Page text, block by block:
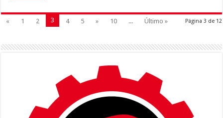
Página 3 de 12
« 1 2 3 4 5 » 10 ... Último »